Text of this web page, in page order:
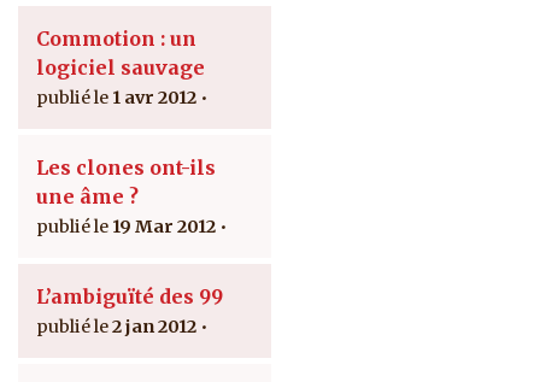
Commotion : un
logiciel sauvage
1 avr 2012
Les clones ont-ils
une âme ?
19 Mar 2012
L’ambiguïté des 99
2 jan 2012